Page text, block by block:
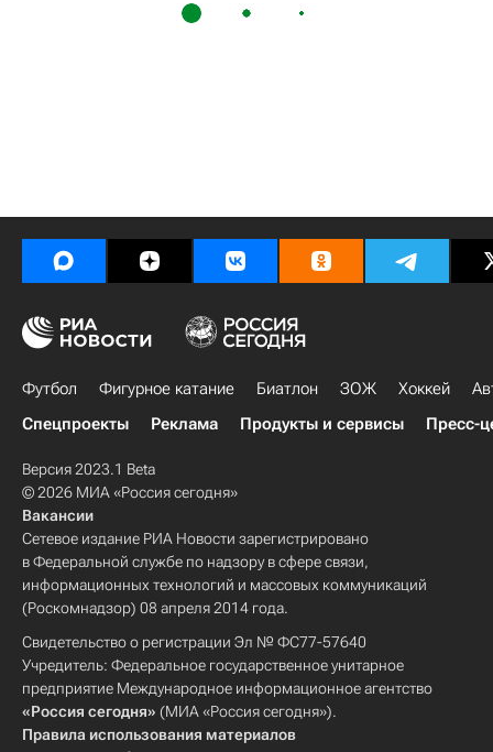
Футбол Фигурное катание Биатлон ЗОЖ Хоккей
Спецпроекты
Реклама Продукты и сервисы Пресс-
Версия 2023.1 Beta
© 2026 МИА «Россия сегодня»
Вакансии
Сетевое издание РИА Новости зарегистрировано
в Федеральной службе по надзору в сфере связи,
информационных технологий и массовых коммуникаций
(Роскомнадзор) 08 апреля 2014 года.
Свидетельство о регистрации Эл № ФС77-57640
Учредитель: Федеральное государственное унитарное
предприятие Международное информационное агентство
«Россия сегодня» (МИА «Россия сегодня»).
Правила использования материалов